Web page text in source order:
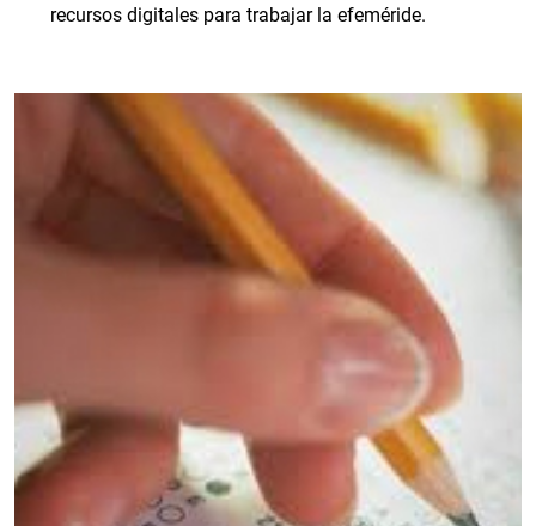
recursos digitales para trabajar la efeméride.